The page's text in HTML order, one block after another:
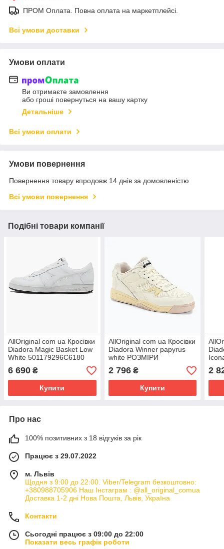
ПРОМ Оплата. Повна оплата на маркетплейсі.
Всі умови доставки
Умови оплати
Ви отримаєте замовлення
або гроші повернуться на вашу картку
Детальніше
Всі умови оплати
Умови повернення
Повернення товару впродовж 14 днів за домовленістю
Всі умови повернення
Подібні товари компанії
AllOriginal com ua Кросівки
Diadora Magic Basket Low
White 501179296C6180
РОЗМІРИ ЗАПИТУЙТЕ
6 690 ₴
Купити
AllOriginal com ua Кросівки
Diadora Winner papyrus
white РОЗМІРИ
ЗАПИТУЙТЕ
2 796₴
Купити
2
Про нас
100% позитивних з 18 відгуків за рік
Працює з 29.07.2022
м. Львів
Щодня з 9:00 до 22:00. Viber/Telegram безкоштовно:
+380988705906 Наш Інстаграм : @all_original_comua
Доставка 1-2 дні Нова Пошта, Львів, Україна
Контакти
Сьогодні працює з 09:00 до 22:00
Показати весь графік роботи